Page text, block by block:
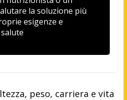
la soluzione più
esigenze e
peso, carriera e vita